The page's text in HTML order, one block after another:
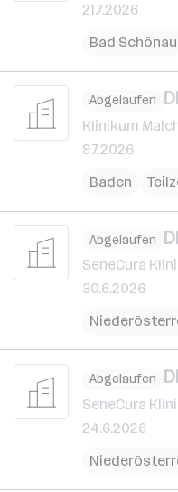
21.7.2026
Bad Schönau
Abgelaufen
Klinikum
9.7.2026
Baden
Abgelaufen
SeneCura
30.6.2026
Abgelaufen
SeneCura
24.6.2026